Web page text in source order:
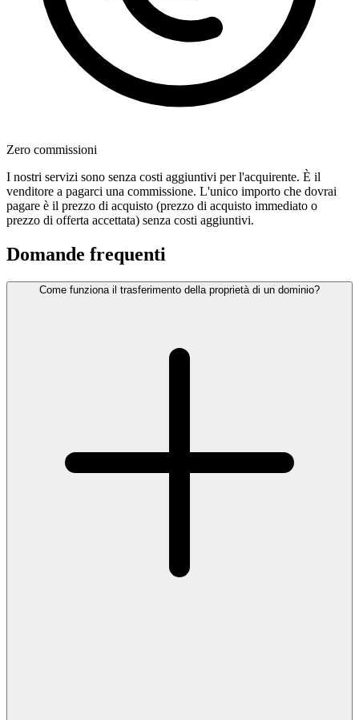
Zero commissioni
I nostri servizi sono senza costi aggiuntivi per l'acquirente. È il
venditore a pagarci una commissione. L'unico importo che dovrai
pagare è il prezzo di acquisto (prezzo di acquisto immediato o
prezzo di offerta accettata) senza costi aggiuntivi.
Domande frequenti
Come funziona il trasferimento della proprietà di un dominio?